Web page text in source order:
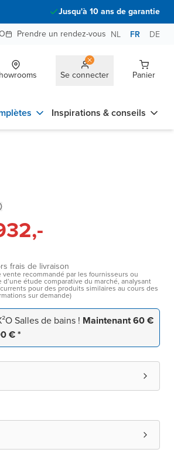
Jusqu'à 10 ans de garantie
Prendre un rendez-vous NL FR DE
Se connecter Panier
Inspirations & conseils
frais de livraison
recommandé par les fournisseurs ou
étude comparative du marché, analysant
pour des produits similaires au cours des
sur demande)
Salles de bains ! Maintenant 60 €
€ *